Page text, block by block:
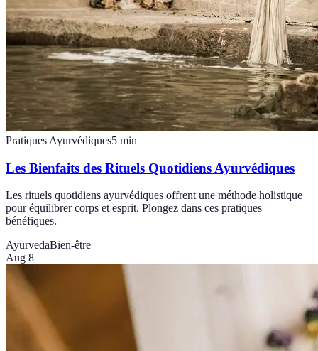
Pratiques Ayurvédiques5 min
Les Bienfaits des Rituels Quotidiens Ayurvédiques
Les rituels quotidiens ayurvédiques offrent une méthode holistique
pour équilibrer corps et esprit. Plongez dans ces pratiques
bénéfiques.
AyurvedaBien-être
Aug 8